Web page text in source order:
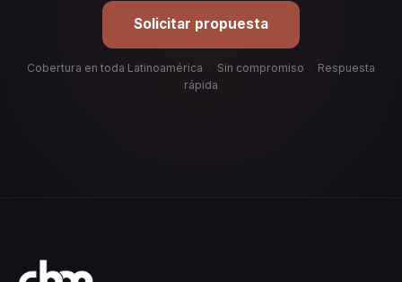
Solicitar propuesta
Cobertura en toda Latinoamérica · Sin compromiso · Respuesta
rápida